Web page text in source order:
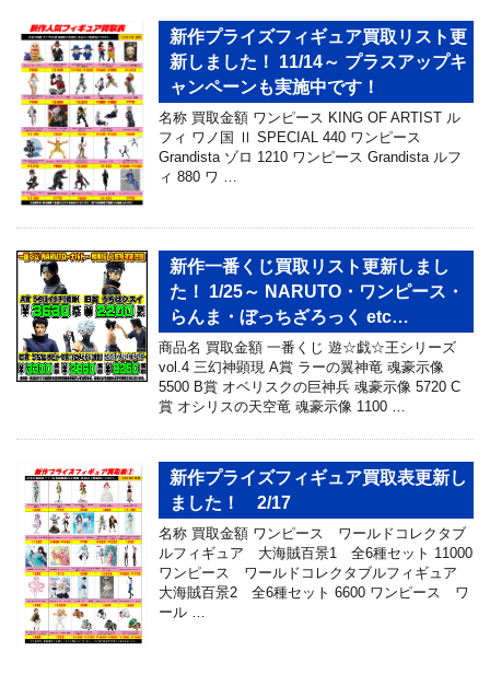
新作プライズフィギュア買取リスト更
新しました！ 11/14～ プラスアップキ
ャンペーンも実施中です！
名称 買取金額 ワンピース KING OF ARTIST ル
フィ ワノ国 Ⅱ SPECIAL 440 ワンピース
Grandista ゾロ 1210 ワンピース Grandista ルフ
ィ 880 ワ …
新作一番くじ買取リスト更新しまし
た！ 1/25～ NARUTO・ワンピース・
らんま・ぼっちざろっく etc…
商品名 買取金額 一番くじ 遊☆戯☆王シリーズ
vol.4 三幻神顕現 A賞 ラーの翼神竜 魂豪示像
5500 B賞 オベリスクの巨神兵 魂豪示像 5720 C
賞 オシリスの天空竜 魂豪示像 1100 …
新作プライズフィギュア買取表更新し
ました！ 2/17
名称 買取金額 ワンピース ワールドコレクタブ
ルフィギュア 大海賊百景1 全6種セット 11000
ワンピース ワールドコレクタブルフィギュア
大海賊百景2 全6種セット 6600 ワンピース ワ
ール …